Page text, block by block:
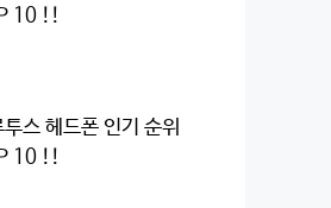
10 !!
스 헤드폰 인기 순위
10 !!